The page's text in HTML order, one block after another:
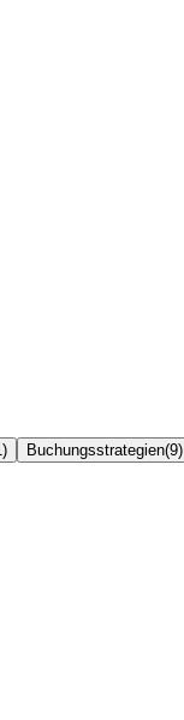
) Buchungsstrategien(9)